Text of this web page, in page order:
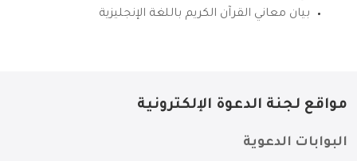
بيان معاني القرآن الكريم باللغة الإنجليزية
مواقع لجنة الدعوة الإلكترونية
البوابات الدعوية